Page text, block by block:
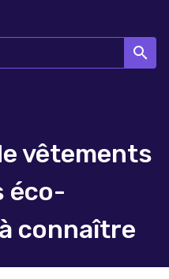
search
vêtements
éco-
connaître